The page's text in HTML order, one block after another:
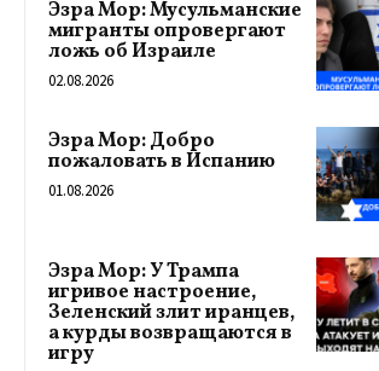
Эзра Мор: Мусульманские
мигранты опровергают
ложь об Израиле
02.08.2026
Эзра Мор: Добро
пожаловать в Испанию
01.08.2026
Эзра Мор: У Трампа
игривое настроение,
Зеленский злит иранцев,
а курды возвращаются в
игру